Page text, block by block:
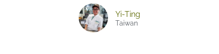
Yi-Ting
Taiwan